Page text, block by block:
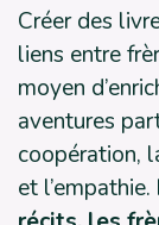
Créer des
liens entre
moyen
aventures
coopération,
et l’empathie.